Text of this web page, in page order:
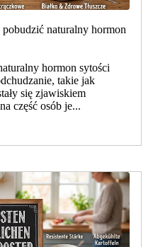
naturalny hormon
hormon sytości
takie jak
się zjawiskiem
część osób je...